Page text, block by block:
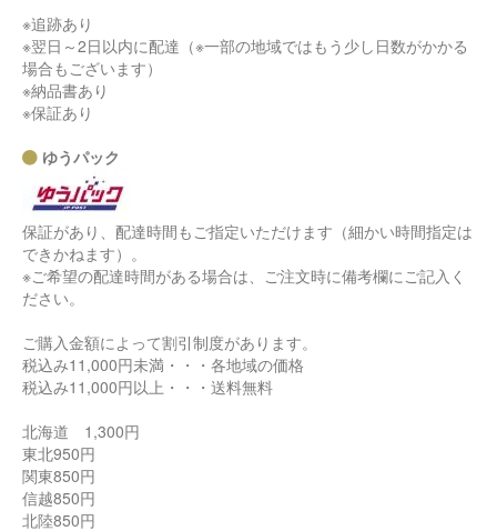
※追跡あり
※翌日～2日以内に配達（※一部の地域ではもう少し日数がかかる
場合もございます）
※納品書あり
※保証あり
ゆうパック
保証があり、配達時間もご指定いただけます（細かい時間指定は
できかねます）。
※ご希望の配達時間がある場合は、ご注文時に備考欄にご記入く
ださい。
ご購入金額によって割引制度があります。
税込み11,000円未満・・・各地域の価格
税込み11,000円以上・・・送料無料
北海道 1,300円
東北950円
関東850円
信越850円
北陸850円